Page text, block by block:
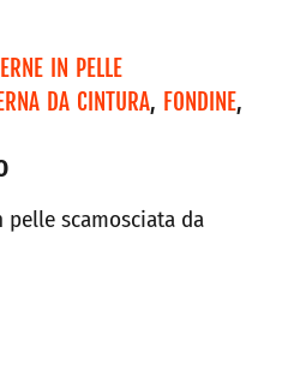
IN PELLE
DA CINTURA, FONDINE,
scamosciata da